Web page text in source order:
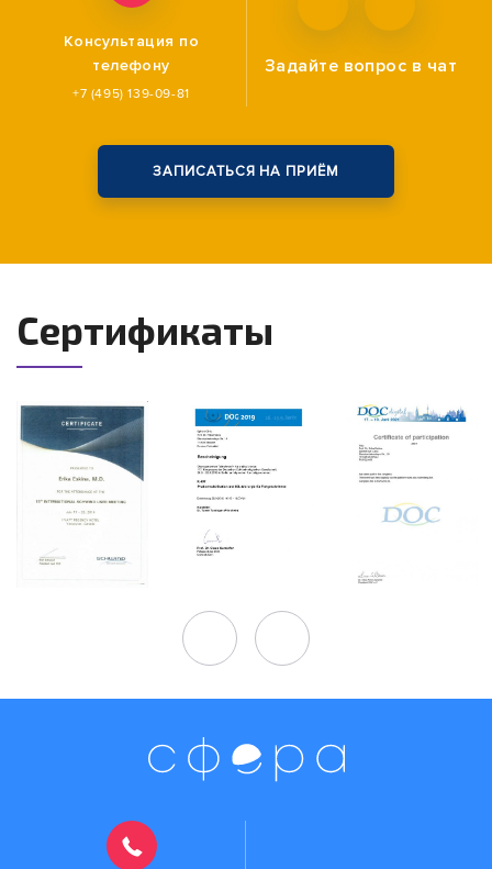
Консультация по
телефону
+7 (495) 139-09-81
Задайте вопрос в чат
ЗАПИСАТЬСЯ НА ПРИЁМ
Сертификаты